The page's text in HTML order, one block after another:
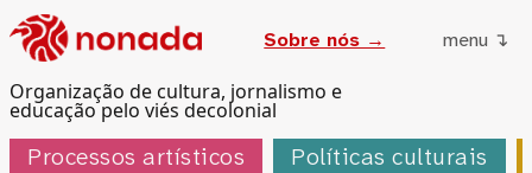
Organização de cultura, jornalismo e
educação pelo viés decolonial
Sobre nós → menu ↴
Processos artísticos Políticas culturais